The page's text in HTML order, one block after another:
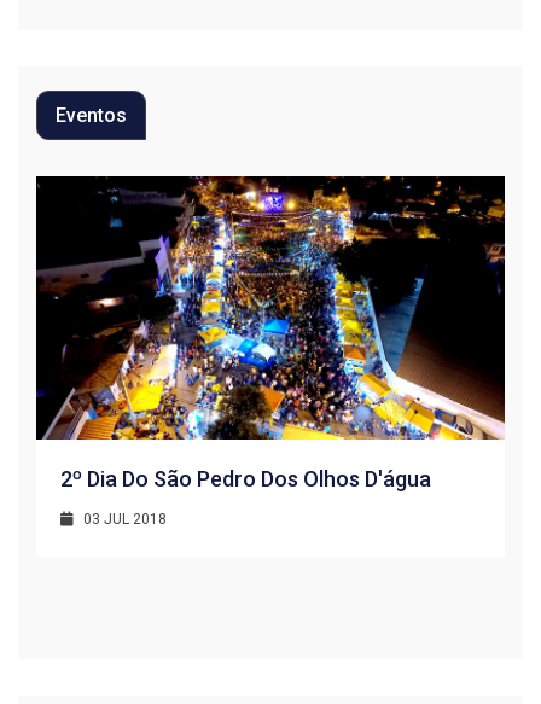
Eventos
2º Dia Do São Pedro Dos Olhos D'água
03 JUL 2018